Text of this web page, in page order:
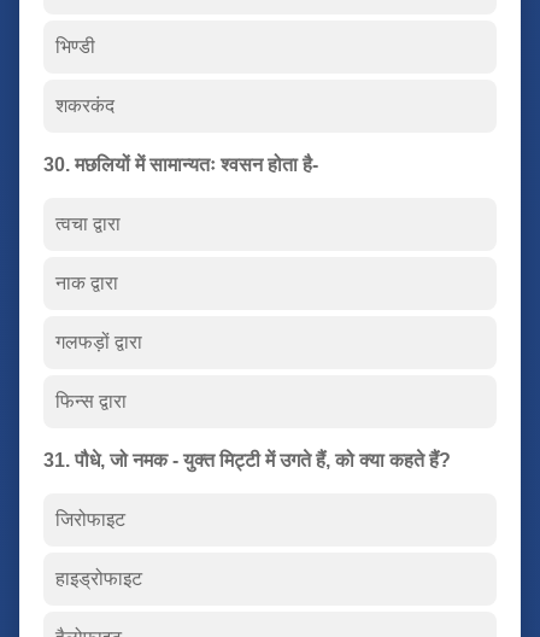
भिण्डी
शकरकंद
30. मछलियों में सामान्यतः श्वसन होता है-
त्वचा द्वारा
नाक द्वारा
गलफड़ों द्वारा
फिन्स द्वारा
31. पौधे, जो नमक - युक्त मिट्टी में उगते हैं, को क्या कहते हैं?
जिरोफाइट
हाइड्रोफाइट